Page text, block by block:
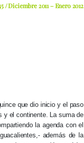
/ Diciembre 2011 – Enero 2012
que dio inicio y el paso
y el continente. La suma de
la agenda con el
además de la